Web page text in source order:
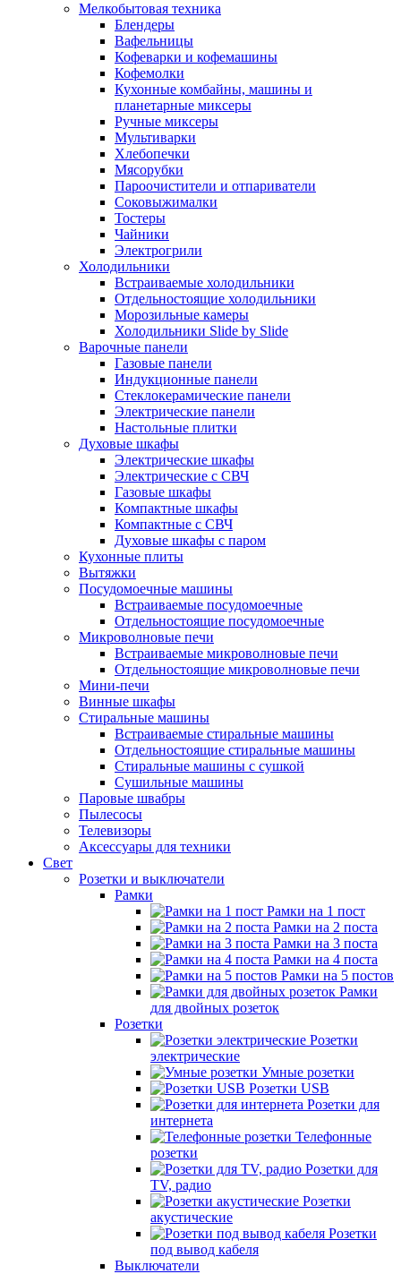
Мелкобытовая техника
Блендеры
Вафельницы
Кофеварки и кофемашины
Кофемолки
Кухонные комбайны, машины и
планетарные миксеры
Ручные миксеры
Мультиварки
Хлебопечки
Мясорубки
Пароочистители и отпариватели
Соковыжималки
Тостеры
Чайники
Электрогрили
Холодильники
Встраиваемые холодильники
Отдельностоящие холодильники
Морозильные камеры
Холодильники Slide by Slide
Варочные панели
Газовые панели
Индукционные панели
Стеклокерамические панели
Электрические панели
Настольные плитки
Духовые шкафы
Электрические шкафы
Электрические с СВЧ
Газовые шкафы
Компактные шкафы
Компактные с СВЧ
Духовые шкафы с паром
Кухонные плиты
Вытяжки
Посудомоечные машины
Встраиваемые посудомоечные
Отдельностоящие посудомоечные
Микроволновые печи
Встраиваемые микроволновые печи
Отдельностоящие микроволновые печи
Мини-печи
Винные шкафы
Стиральные машины
Встраиваемые стиральные машины
Отдельностоящие стиральные машины
Стиральные машины с сушкой
Сушильные машины
Паровые швабры
Пылесосы
Телевизоры
Аксессуары для техники
Свет
Розетки и выключатели
Рамки
Рамки на 1 пост
Рамки на 2 поста
Рамки на 3 поста
Рамки на 4 поста
Рамки на 5 постов
Рамки
для двойных розеток
Розетки
Розетки
электрические
Умные розетки
Розетки USB
Розетки для
интернета
Телефонные
розетки
Розетки для
TV, радио
Розетки
акустические
Розетки
под вывод кабеля
Выключатели